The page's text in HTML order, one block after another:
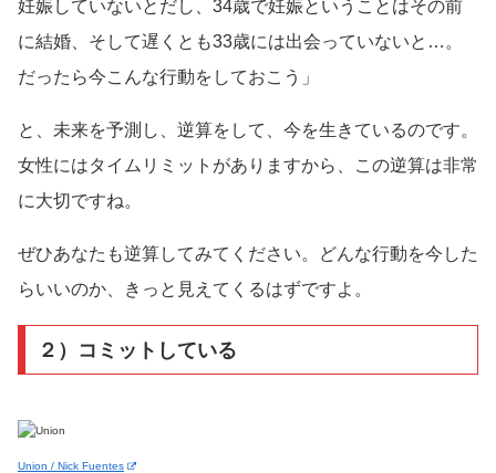
妊娠していないとだし、34歳で妊娠ということはその前
に結婚、そして遅くとも33歳には出会っていないと…。
だったら今こんな行動をしておこう」
と、未来を予測し、逆算をして、今を生きているのです。
女性にはタイムリミットがありますから、この逆算は非常
に大切ですね。
ぜひあなたも逆算してみてください。どんな行動を今した
らいいのか、きっと見えてくるはずですよ。
２）コミットしている
Union / Nick Fuentes